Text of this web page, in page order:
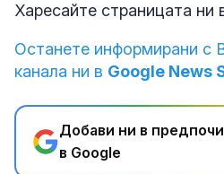
Харесайте страницата ни
Останете информирани с
канала ни в Google News
Добави ни в
в Google